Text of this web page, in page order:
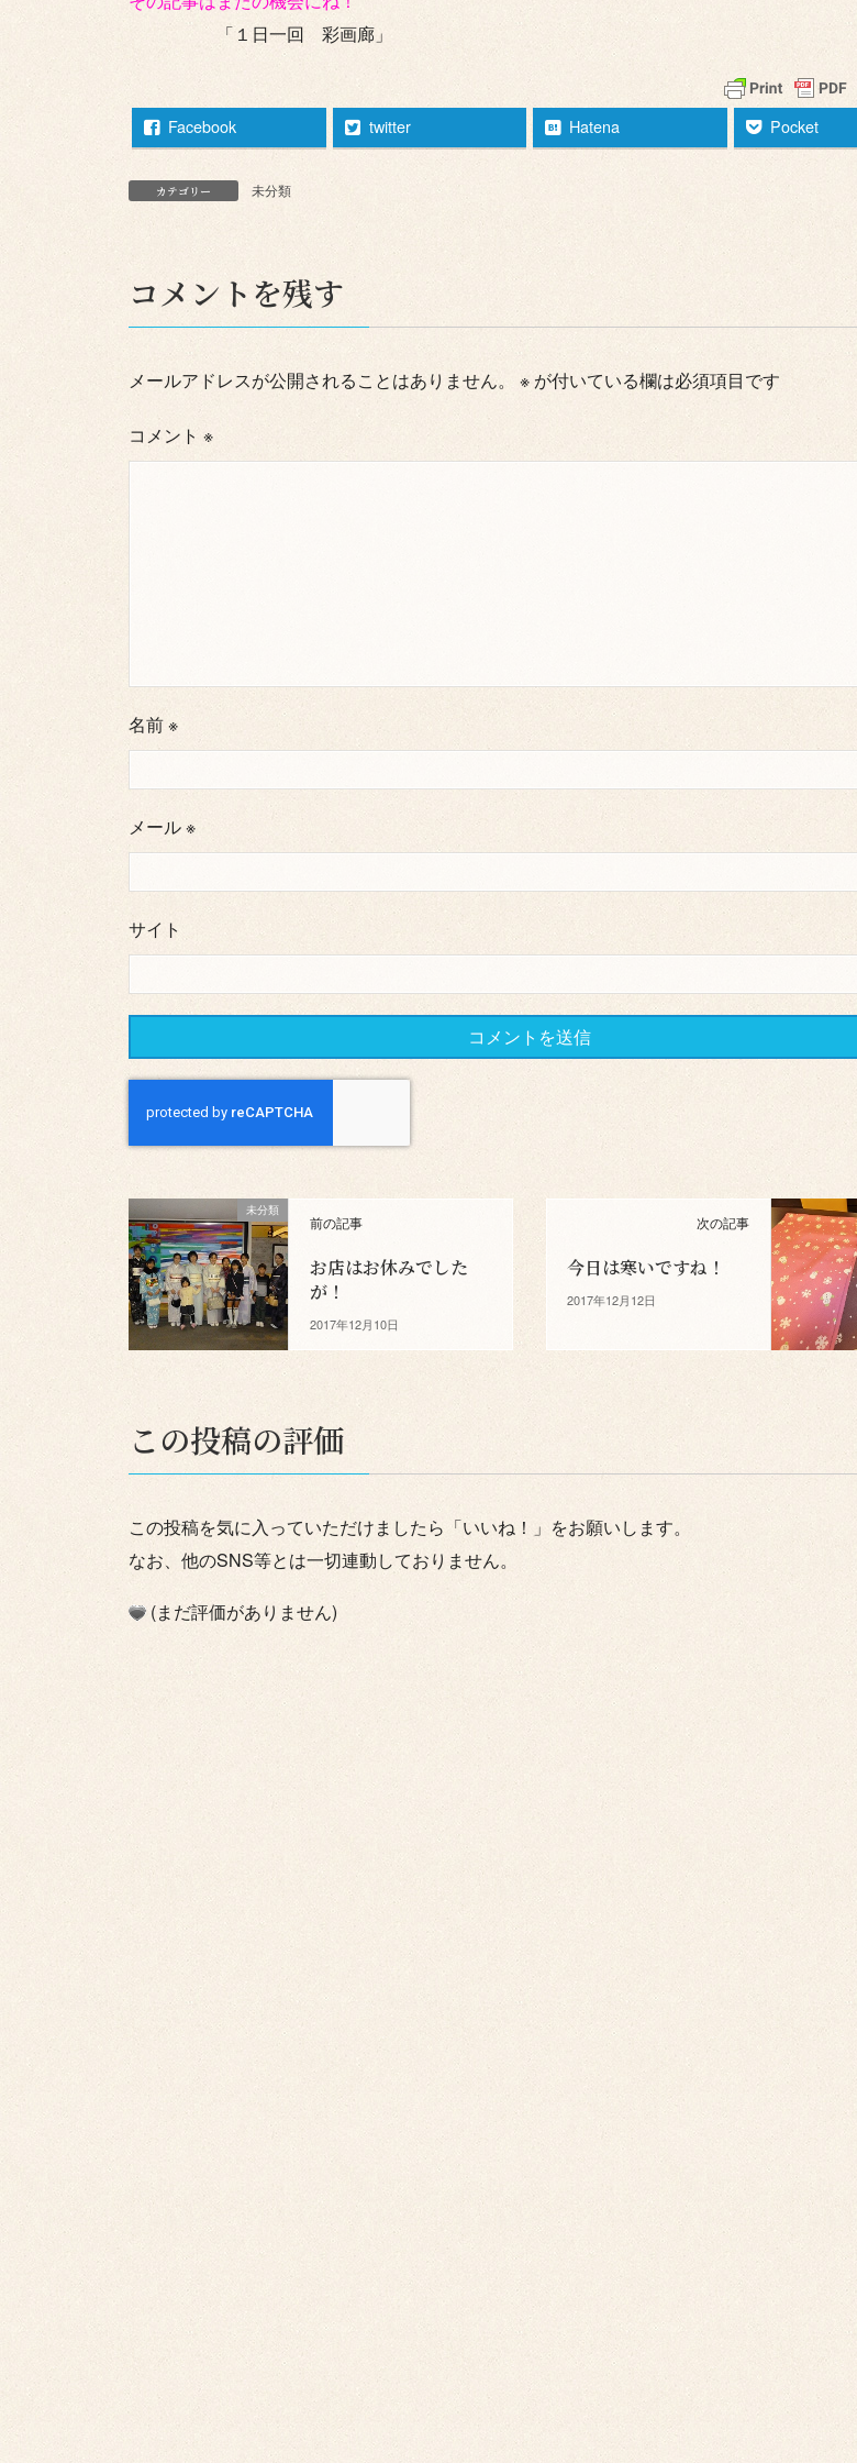
「１日一回 彩画廊」
Facebook twitter Hatena Pocket
カテゴリー 未分類
コメントを残す
メールアドレスが公開されることはありません。 ※ が付いている欄は必須項目です
コメント ※
名前※
メール※
サイト
未分類
前の記事
お店はお休みでした
が！
2017年12月10日
次の記事
今日は寒いですね！
2017年12月12日
この投稿の評価
この投稿を気に入っていただけましたら「いいね！」をお願いします。
なお、他のSNS等とは一切連動しておりません。
(まだ評価がありません)